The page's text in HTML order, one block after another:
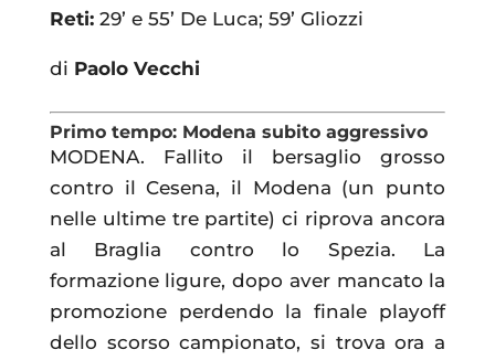
Reti:29’ e 55’ De Luca; 59’ Gliozzi
di Paolo Vecchi
Primo tempo: Modena subito aggressivo
MODENA. Fallito il bersaglio grosso
contro il Cesena, il Modena (un punto
nelle ultime tre partite) ci riprova ancora
al Braglia contro lo Spezia. La
formazione ligure, dopo aver mancato la
promozione perdendo la finale playoff
dello scorso campionato, si trova ora a